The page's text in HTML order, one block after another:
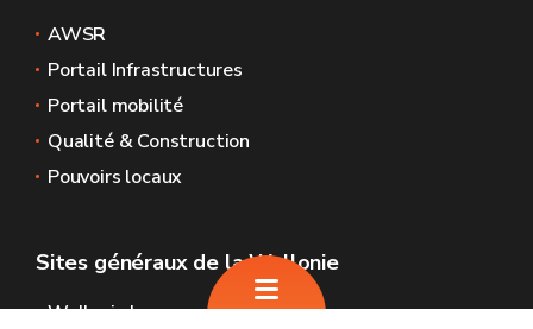
AWSR
Portail Infrastructures
Portail mobilité
Qualité & Construction
Pouvoirs locaux
Sites généraux de la Wallonie
Wallonie.be